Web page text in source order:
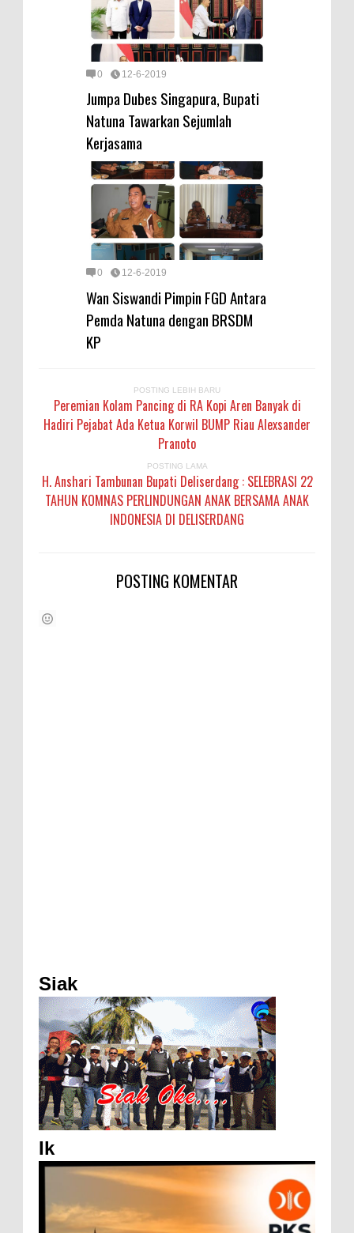
0 12-6-2019
Jumpa Dubes Singapura, Bupati
Natuna Tawarkan Sejumlah
Kerjasama
0 12-6-2019
Wan Siswandi Pimpin FGD Antara
Pemda Natuna dengan BRSDM
KP
POSTING LEBIH BARU
Peremian Kolam Pancing di RA Kopi Aren Banyak di
Hadiri Pejabat Ada Ketua Korwil BUMP Riau Alexsander
Pranoto
POSTING LAMA
H. Anshari Tambunan Bupati Deliserdang : SELEBRASI 22
TAHUN KOMNAS PERLINDUNGAN ANAK BERSAMA ANAK
INDONESIA DI DELISERDANG
POSTING KOMENTAR
Siak
Ik